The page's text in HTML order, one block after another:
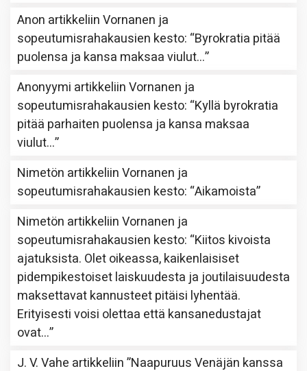
Anon artikkeliinVornanen ja
sopeutumisrahakausien kesto: “Byrokratia pitää
puolensa ja kansa maksaa viulut…”
Anonyymi artikkeliinVornanen ja
sopeutumisrahakausien kesto: “Kyllä byrokratia
pitää parhaiten puolensa ja kansa maksaa
viulut…”
Nimetön artikkeliinVornanen ja
sopeutumisrahakausien kesto: “Aikamoista”
Nimetön artikkeliinVornanen ja
sopeutumisrahakausien kesto: “Kiitos kivoista
ajatuksista. Olet oikeassa, kaikenlaisiset
pidempikestoiset laiskuudesta ja joutilaisuudesta
maksettavat kannusteet pitäisi lyhentää.
Erityisesti voisi olettaa että kansanedustajat
ovat…”
J. V. Vahe artikkeliin”Naapuruus Venäjän kanssa